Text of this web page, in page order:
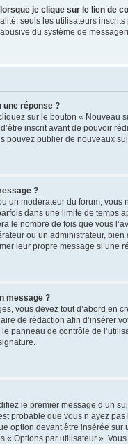
je clique sur le lien de
seuls les utilisateurs
du système de
une réponse ?
sur le bouton «
inscrit avant de pouvoir
pouvez publier de nouveaux
?
un modérateur du forum,
dans une limite de temps
le nombre de fois que vous
ou un administrateur,
leur propre message si une
message ?
vous devez tout d’abord en
de rédaction afin d’insérer
panneau de contrôle de
le premier message d’un
probable que vous n’ayez
option devant être insérée
« Options par utilisateur ».